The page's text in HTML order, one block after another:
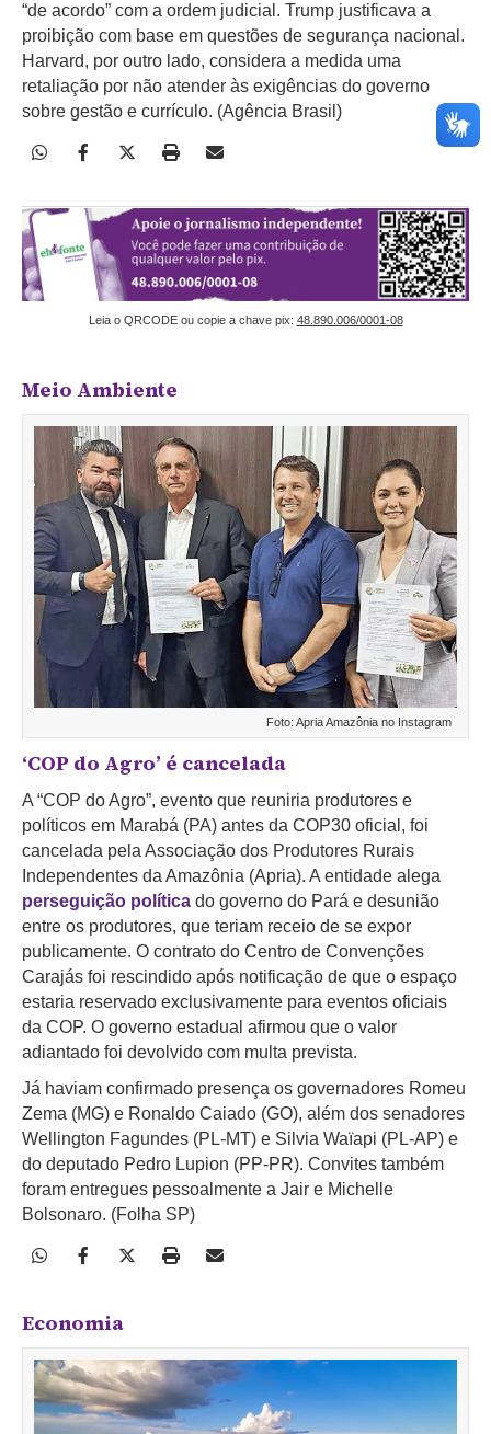
“de acordo” com a ordem judicial. Trump justificava a
proibição com base em questões de segurança nacional.
Harvard, por outro lado, considera a medida uma
retaliação por não atender às exigências do governo
sobre gestão e currículo. (Agência Brasil)
Leia o QRCODE ou copie a chave pix: 48.890.006/0001-08
Meio Ambiente
Foto: Apria Amazônia no Instagram
‘COP do Agro’ é cancelada
A “COP do Agro”, evento que reuniria produtores e
políticos em Marabá (PA) antes da COP30 oficial, foi
cancelada pela Associação dos Produtores Rurais
Independentes da Amazônia (Apria). A entidade alega
perseguição política do governo do Pará e desunião
entre os produtores, que teriam receio de se expor
publicamente. O contrato do Centro de Convenções
Carajás foi rescindido após notificação de que o espaço
estaria reservado exclusivamente para eventos oficiais
da COP. O governo estadual afirmou que o valor
adiantado foi devolvido com multa prevista.
Já haviam confirmado presença os governadores Romeu
Zema (MG) e Ronaldo Caiado (GO), além dos senadores
Wellington Fagundes (PL-MT) e Silvia Waïapi (PL-AP) e
do deputado Pedro Lupion (PP-PR). Convites também
foram entregues pessoalmente a Jair e Michelle
Bolsonaro. (Folha SP)
Economia